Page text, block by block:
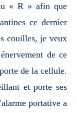
« R » afin que
ce dernier
couilles, je veux
de ce
de la cellule.
et porte ses
portative a